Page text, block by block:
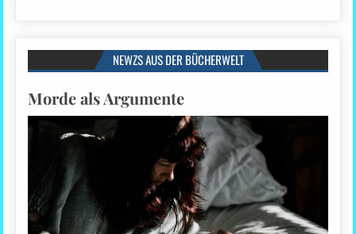
NEWZS AUS DER BÜCHERWELT
Morde als Argumente